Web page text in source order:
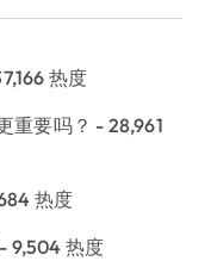
热度
重要吗？ - 28,961
热度
- 9,504 热度